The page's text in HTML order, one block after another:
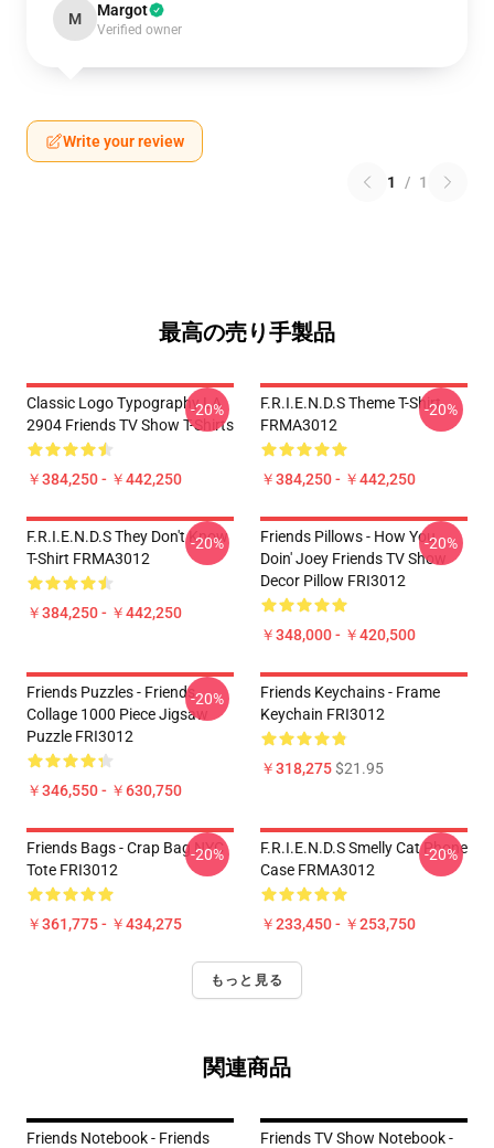
M Margot
Verified owner
Write your review
1 / 1
最高の売り手製品
Classic Logo Typography LA
2904 Friends TV Show T-Shirts
￥384,250 - ￥442,250
-20%
F.R.I.E.N.D.S Theme T-Shirt
FRMA3012
￥384,250 - ￥442,250
-20%
F.R.I.E.N.D.S They Don't Know
T-Shirt FRMA3012
￥384,250 - ￥442,250
-20%
Friends Pillows - How You
Doin' Joey Friends TV Show
Decor Pillow FRI3012
￥348,000 - ￥420,500
-20%
Friends Puzzles - Friends
Collage 1000 Piece Jigsaw
Puzzle FRI3012
￥346,550 - ￥630,750
-20%
Friends Keychains - Frame
Keychain FRI3012
￥318,275$21.95
Friends Bags - Crap Bag NYC
Tote FRI3012
￥361,775 - ￥434,275
-20%
F.R.I.E.N.D.S Smelly Cat Phone
Case FRMA3012
￥233,450 - ￥253,750
-20%
もっと見る
関連商品
Friends Notebook - Friends
Friends TV Show Notebook -